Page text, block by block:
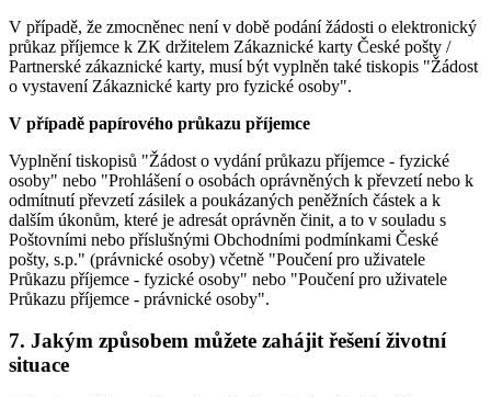
V případě, že zmocněnec není v době podání žádosti o elektronický
průkaz příjemce k ZK držitelem Zákaznické karty České pošty /
Partnerské zákaznické karty, musí být vyplněn také tiskopis "Žádost
o vystavení Zákaznické karty pro fyzické osoby".
V případě papírového průkazu příjemce
Vyplnění tiskopisů "Žádost o vydání průkazu příjemce - fyzické
osoby" nebo "Prohlášení o osobách oprávněných k převzetí nebo k
odmítnutí převzetí zásilek a poukázaných peněžních částek a k
dalším úkonům, které je adresát oprávněn činit, a to v souladu s
Poštovními nebo příslušnými Obchodními podmínkami České
pošty, s.p." (právnické osoby) včetně "Poučení pro uživatele
Průkazu příjemce - fyzické osoby" nebo "Poučení pro uživatele
Průkazu příjemce - právnické osoby".
7. Jakým způsobem můžete zahájit řešení životní
situace